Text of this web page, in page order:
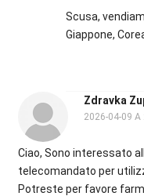
Scusa,
Giappone,
Zdravka
2026-04-09 A
Ciao, Sono interessato
telecomandato per
Potreste per favore